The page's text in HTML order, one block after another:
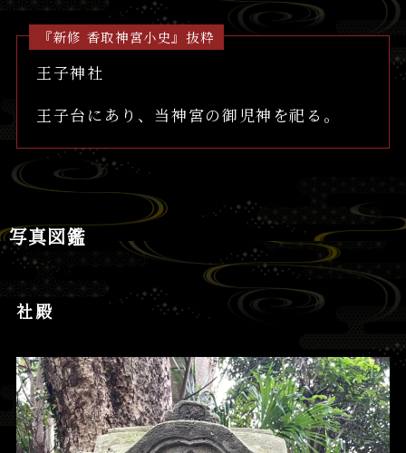
『新修 香取神宮小史』抜粋
王子神社
王子台にあり、当神宮の御児神を祀る。
写真図鑑
社殿